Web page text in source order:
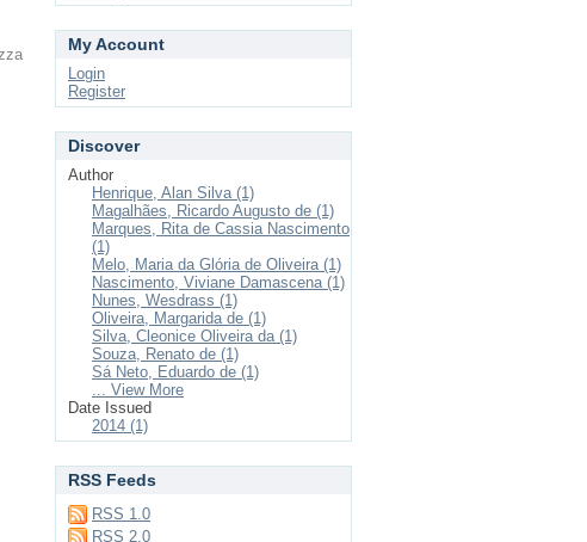
My Account
Login
Register
Discover
Author
Henrique, Alan Silva (1)
Magalhães, Ricardo Augusto de (1)
Marques, Rita de Cassia Nascimento
(1)
Melo, Maria da Glória de Oliveira (1)
Nascimento, Viviane Damascena (1)
Nunes, Wesdrass (1)
Oliveira, Margarida de (1)
Silva, Cleonice Oliveira da (1)
Souza, Renato de (1)
Sá Neto, Eduardo de (1)
... View More
Date Issued
2014 (1)
RSS Feeds
RSS 1.0
RSS 2.0